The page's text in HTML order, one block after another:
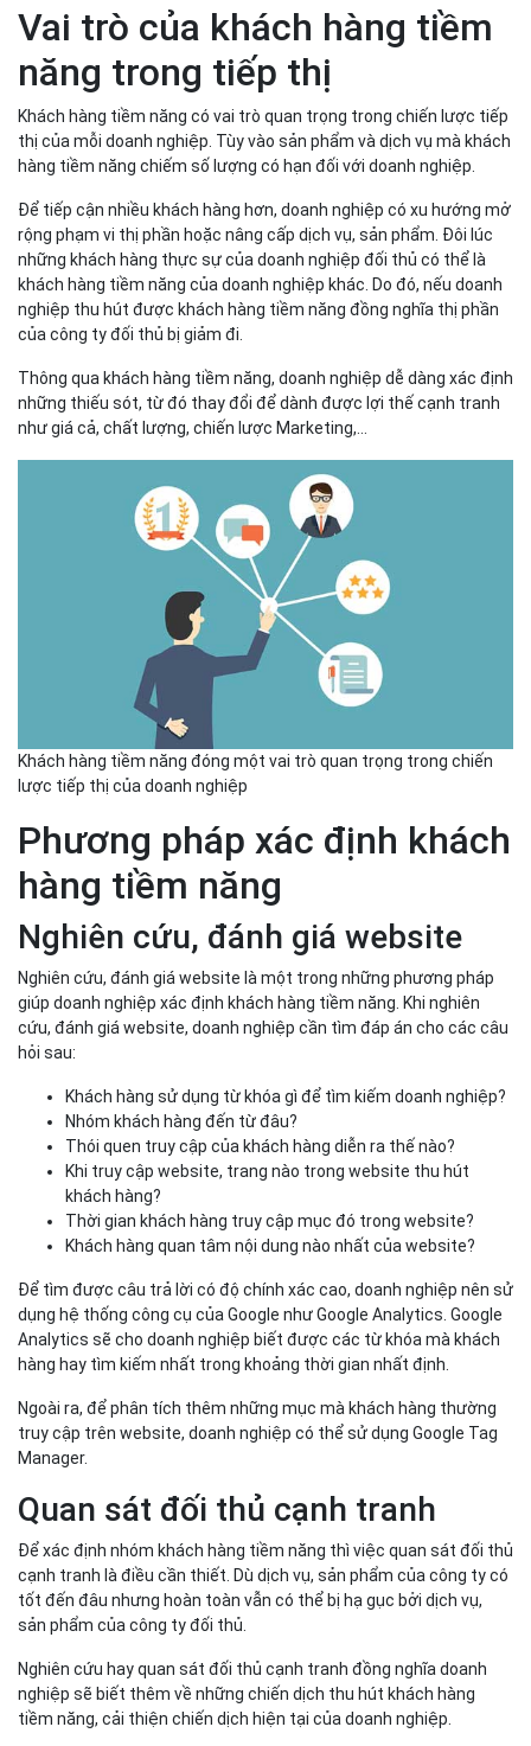
Vai trò của khách hàng tiềm
năng trong tiếp thị
Khách hàng tiềm năng có vai trò quan trọng trong chiến lược tiếp
thị của mỗi doanh nghiệp. Tùy vào sản phẩm và dịch vụ mà khách
hàng tiềm năng chiếm số lượng có hạn đối với doanh nghiệp.
Để tiếp cận nhiều khách hàng hơn, doanh nghiệp có xu hướng mở
rộng phạm vi thị phần hoặc nâng cấp dịch vụ, sản phẩm. Đôi lúc
những khách hàng thực sự của doanh nghiệp đối thủ có thể là
khách hàng tiềm năng của doanh nghiệp khác. Do đó, nếu doanh
nghiệp thu hút được khách hàng tiềm năng đồng nghĩa thị phần
của công ty đối thủ bị giảm đi.
Thông qua khách hàng tiềm năng, doanh nghiệp dễ dàng xác định
những thiếu sót, từ đó thay đổi để dành được lợi thế cạnh tranh
như giá cả, chất lượng, chiến lược Marketing,…
Khách hàng tiềm năng đóng một vai trò quan trọng trong chiến
lược tiếp thị của doanh nghiệp
Phương pháp xác định khách
hàng tiềm năng
Nghiên cứu, đánh giá website
Nghiên cứu, đánh giá website là một trong những phương pháp
giúp doanh nghiệp xác định khách hàng tiềm năng. Khi nghiên
cứu, đánh giá website, doanh nghiệp cần tìm đáp án cho các câu
hỏi sau:
Khách hàng sử dụng từ khóa gì để tìm kiếm doanh nghiệp?
Nhóm khách hàng đến từ đâu?
Thói quen truy cập của khách hàng diễn ra thế nào?
Khi truy cập website, trang nào trong website thu hút
khách hàng?
Thời gian khách hàng truy cập mục đó trong website?
Khách hàng quan tâm nội dung nào nhất của website?
Để tìm được câu trả lời có độ chính xác cao, doanh nghiệp nên sử
dụng hệ thống công cụ của Google như Google Analytics. Google
Analytics sẽ cho doanh nghiệp biết được các từ khóa mà khách
hàng hay tìm kiếm nhất trong khoảng thời gian nhất định.
Ngoài ra, để phân tích thêm những mục mà khách hàng thường
truy cập trên website, doanh nghiệp có thể sử dụng Google Tag
Manager.
Quan sát đối thủ cạnh tranh
Để xác định nhóm khách hàng tiềm năng thì việc quan sát đối thủ
cạnh tranh là điều cần thiết. Dù dịch vụ, sản phẩm của công ty có
tốt đến đâu nhưng hoàn toàn vẫn có thể bị hạ gục bởi dịch vụ,
sản phẩm của công ty đối thủ.
Nghiên cứu hay quan sát đối thủ cạnh tranh đồng nghĩa doanh
nghiệp sẽ biết thêm về những chiến dịch thu hút khách hàng
tiềm năng, cải thiện chiến dịch hiện tại của doanh nghiệp.